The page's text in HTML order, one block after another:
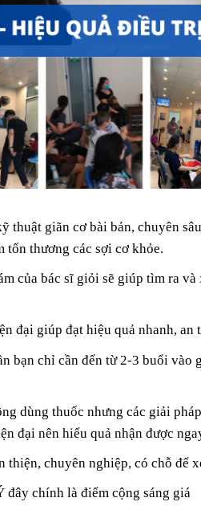
thuật giãn cơ bài bản, chuyên
tổn thương các sợi cơ khỏe.
của bác sĩ giỏi sẽ giúp tìm ra
đại giúp đạt hiệu quả nhanh, an
bạn chỉ cần đến từ 2-3 buổi vào
dùng thuốc nhưng các giải
đại nên hiểu quả nhận được
thiện, chuyên nghiệp, có chỗ để
đây chính là điểm cộng sáng giá